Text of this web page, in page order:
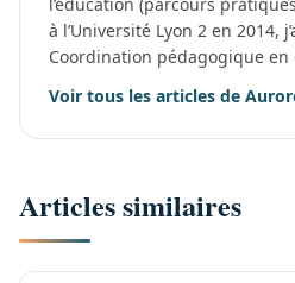
à l’Université Lyon 2 en 2014,
Coordination pédagogique en
Voir tous les articles de
Articles similaires